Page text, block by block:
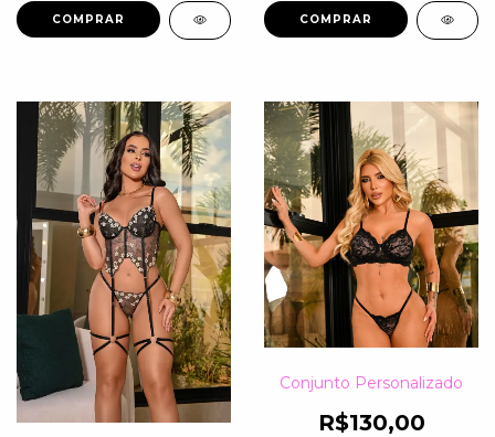
COMPRAR COMPRAR
Conjunto Personalizado
R$130,00